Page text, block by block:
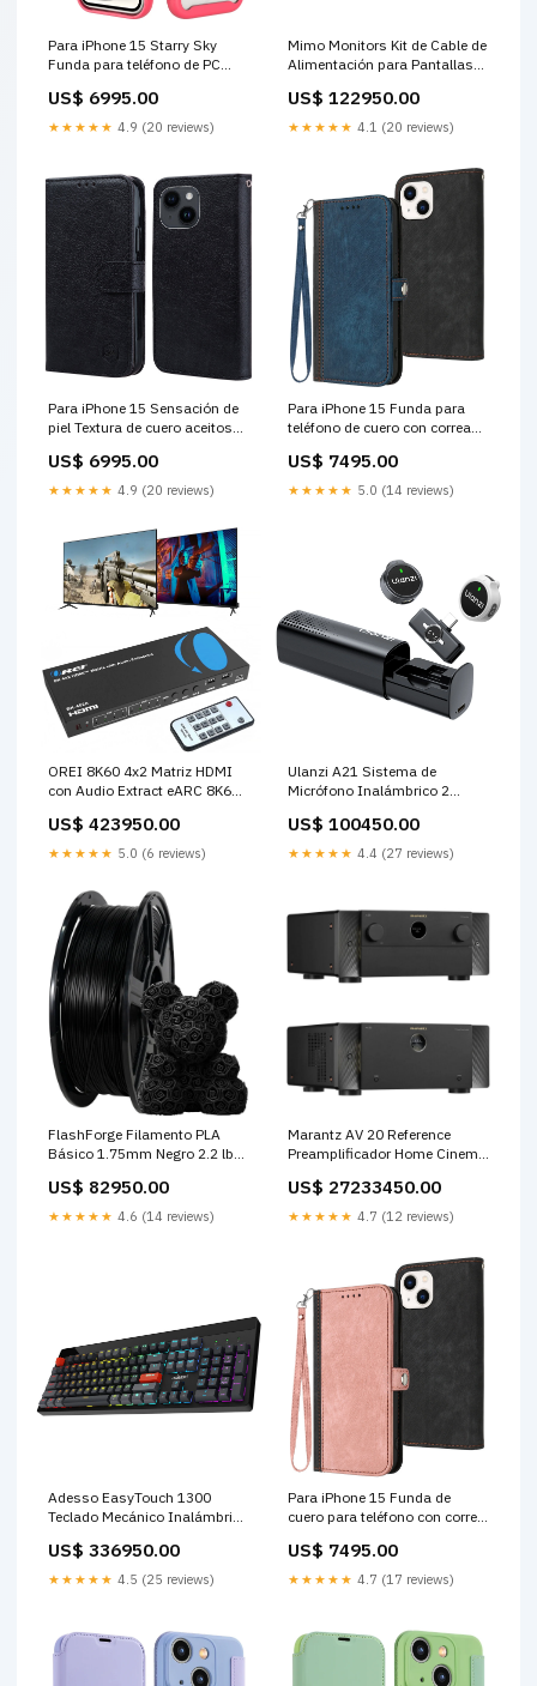
Para iPhone 15 Starry Sky
Funda para teléfono de PC
de golpes de color sólido
(rosa) juegos retro
US$ 6995.00
★★★★★ 4.9 (20 reviews)
Mimo Monitors Kit de Cable de
Alimentación para Pantallas
Control Panels & Switches
US$ 122950.00
★★★★★ 4.1 (20 reviews)
Para iPhone 15 Sensación de
piel Textura de cuero aceitoso
(Negro) UHF
US$ 6995.00
★★★★★ 4.9 (20 reviews)
Para iPhone 15 Funda para
teléfono de cuero con correa
hebilla lateral (azul real) case
Galaxy S24
US$ 7495.00
★★★★★ 5.0 (14 reviews)
OREI 8K60 4x2 Matriz HDMI
con Audio Extract eARC 8K60
US$ 423950.00
★★★★★ 5.0 (6 reviews)
Ulanzi A21 Sistema de
Micrófono Inalámbrico 2
Add-On Lenses & Filters
US$ 100450.00
★★★★★ 4.4 (27 reviews)
FlashForge Filamento PLA
Básico 1.75mm Negro 2.2 lb
Degausser Accessories
US$ 82950.00
★★★★★ 4.6 (14 reviews)
Marantz AV 20 Reference
Preamplificador Home Cinema
Access Control Kits
US$ 27233450.00
★★★★★ 4.7 (12 reviews)
Adesso EasyTouch 1300
Teclado Mecánico Inalámbrico
Lights
US$ 336950.00
★★★★★ 4.5 (25 reviews)
Para iPhone 15 Funda de
cuero para teléfono con correa
hebilla lateral (rosa) X7 Plus
US$ 7495.00
★★★★★ 4.7 (17 reviews)